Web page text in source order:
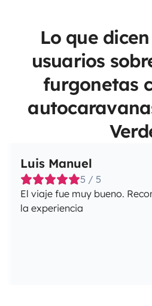
Lo que
usuarios
furgonetas
Luis Manuel
5 / 5
El viaje fue muy bueno.
la experiencia